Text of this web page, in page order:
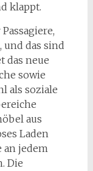
klappt.
Passagiere,
und das sind
das neue
sowie
als soziale
aus
Laden
an jedem
Die